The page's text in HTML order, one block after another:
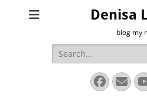
Denisa
blog my
Search
for: